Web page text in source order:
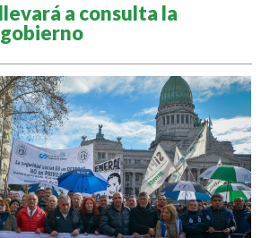
a consulta la